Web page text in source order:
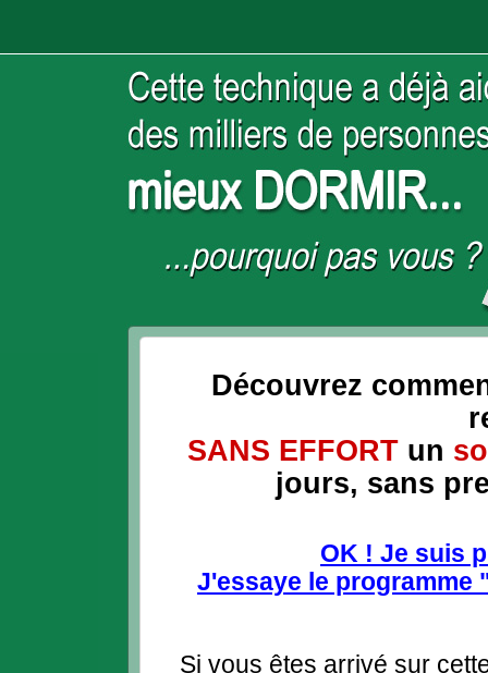
Découvrez
SANS EFFORT un
jours, sans
OK ! Je suis
J'essaye le programme
Si vous êtes arrivé sur